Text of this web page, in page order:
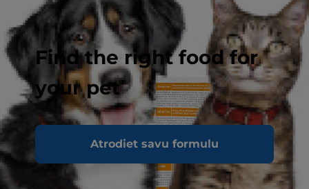
Find the right food for
your pet
Atrodiet savu formulu